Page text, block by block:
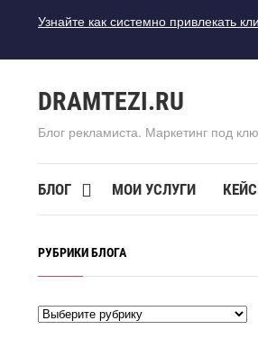
Узнайте как системно привлекать
DRAMTEZI.RU
Блог рекламиста. Маркетинг под
БЛОГ МОИ УСЛУГИ
РУБРИКИ БЛОГА